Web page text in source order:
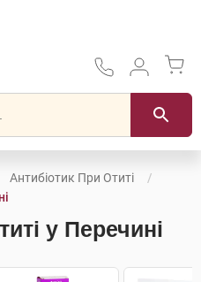
Антибіотик При Отиті
у Перечині